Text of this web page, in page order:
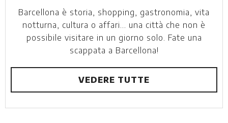
Barcellona è storia, shopping, gastronomia, vita
notturna, cultura o affari... una città che non è
possibile visitare in un giorno solo. Fate una
scappata a Barcellona!
VEDERE TUTTE